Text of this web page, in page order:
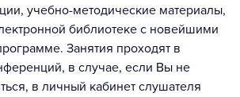
учебно-методические материалы,
библиотеке с новейшими
Занятия проходят в
в случае, если Вы не
в личный кабинет слушателя